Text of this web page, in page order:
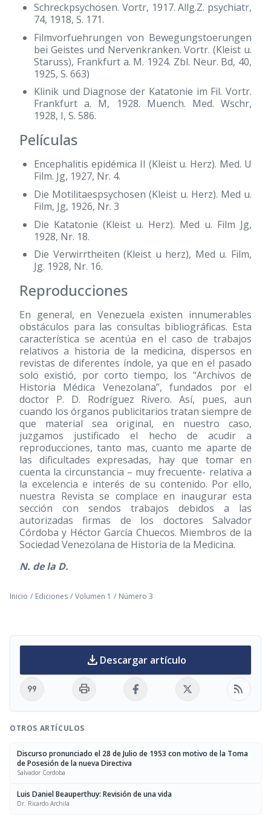
Schreckpsychosen. Vortr, 1917. Allg.Z. psychiatr,
74, 1918, S. 171.
Filmvorfuehrungen von Bewegungstoerungen
bei Geistes und Nervenkranken. Vortr. (Kleist u.
Staruss), Frankfurt a. M. 1924. Zbl. Neur. Bd, 40,
1925, S. 663)
Klinik und Diagnose der Katatonie im Fil. Vortr.
Frankfurt a. M, 1928. Muench. Med. Wschr,
1928, I, S. 586.
Películas
Encephalitis epidémica II (Kleist u. Herz). Med. U
Film. Jg, 1927, Nr. 4.
Die Motilitaespsychosen (Kleist u. Herz). Med u.
Film, Jg, 1926, Nr. 3
Die Katatonie (Kleist u. Herz). Med u. Film Jg,
1928, Nr. 18.
Die Verwirrtheiten (Kleist u herz), Med u. Film,
Jg. 1928, Nr. 16.
Reproducciones
En general, en Venezuela existen innumerables
obstáculos para las consultas bibliográficas. Esta
característica se acentúa en el caso de trabajos
relativos a historia de la medicina, dispersos en
revistas de diferentes índole, ya que en el pasado
solo existió, por corto tiempo, los “Archivos de
Historia Médica Venezolana”, fundados por el
doctor P. D. Rodríguez Rivero. Así, pues, aun
cuando los órganos publicitarios tratan siempre de
que material sea original, en nuestro caso,
juzgamos justificado el hecho de acudir a
reproducciones, tanto mas, cuanto me aparte de
las dificultades expresadas, hay que tomar en
cuenta la circunstancia – muy frecuente- relativa a
la excelencia e interés de su contenido. Por ello,
nuestra Revista se complace en inaugurar esta
sección con sendos trabajos debidos a las
autorizadas firmas de los doctores Salvador
Córdoba y Héctor García Chuecos. Miembros de la
Sociedad Venezolana de Historia de la Medicina.
N. de la D.
Inicio / Ediciones / Volumen 1 / Número 3
download Descargar artículo
format_quote print rss_feed
OTROS ARTÍCULOS
Discurso pronunciado el 28 de Julio de 1953 con motivo de la Toma
de Posesión de la nueva Directiva
Salvador Cordoba
Luis Daniel Beauperthuy: Revisión de una vida
Dr. Ricardo Archila